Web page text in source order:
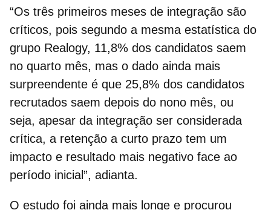
“Os três primeiros meses de integração são
críticos, pois segundo a mesma estatística do
grupo Realogy, 11,8% dos candidatos saem
no quarto mês, mas o dado ainda mais
surpreendente é que 25,8% dos candidatos
recrutados saem depois do nono mês, ou
seja, apesar da integração ser considerada
crítica, a retenção a curto prazo tem um
impacto e resultado mais negativo face ao
período inicial”, adianta.
O estudo foi ainda mais longe e procurou